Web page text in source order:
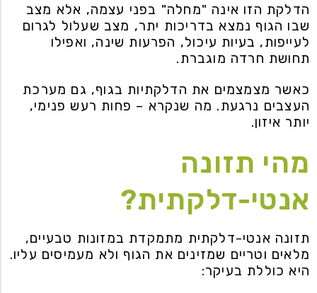
הדלקת הזו אינה "מחלה" בפני עצמה, אלא מצב
שבו הגוף נמצא בדריכות יתר, מצב שעלול לגרום
לעייפות, בעיות עיכול, הפרעות שינה, ואפילו
תחושת חרדה מוגברת.
כאשר מצמצמים את הדלקתיות בגוף, גם מערכת
העצבים נרגעת. מה שנקרא – פחות רעש פנימי,
יותר איזון.
מהי תזונה
אנטי-דלקתית?
תזונה אנטי-דלקתית מתמקדת במזונות טבעיים,
מלאים וטריים שמזינים את הגוף ולא מעמיסים עליו.
היא כוללת בעיקר: